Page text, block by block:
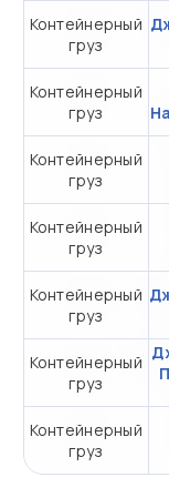
Контейнерный
груз
Контейнерный
груз
Контейнерный
груз
Контейнерный
груз
Контейнерный
груз
Контейнерный
груз
Контейнерный
груз